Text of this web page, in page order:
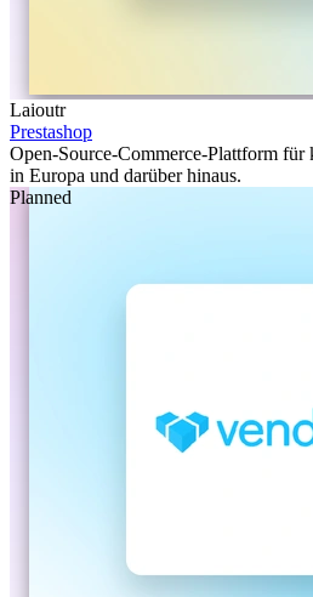
Laioutr
Prestashop
Open-Source-Commerce-Plattform
in Europa und darüber hinaus.
Planned